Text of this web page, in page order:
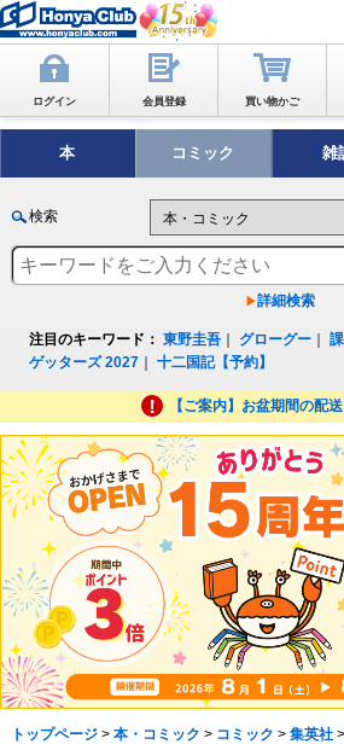
ログイン 会員登録 買い物かご
本 コミック 雑
検索
詳細検索
注目のキーワード： 東野圭吾 グローグー ｜
ゲッターズ 2027 ｜十二国記【予約】
【ご案内】お盆期間の配
トップページ> 本・コミック > コミック > 集英社>